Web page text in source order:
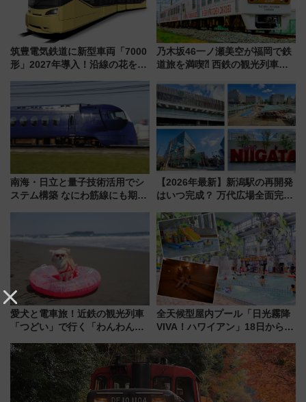
筑豊電気鉄道に新型車両「7000
形」2027年導入！沿線の花をイ
内は落ち着いたゆとりある空間
乃木坂46一ノ瀬美空が福岡で鉄
道旅を満喫⁈ 西鉄の観光列車
CHIKUGO」で巡る福岡･太宰
府･柳川の旅！YouTubeが公開
に
南海・日立と量子技術活用でシ
ステム構築 なにわ筋線にも期待
【2026年最新】新潟駅の再開発
はいつ完成？ 万代広場全面完成
開発、バスタ新潟構想まで徹底
解説！
愛犬と電車旅！近鉄の観光列車
「つどい」で行く「わんわん列
める日帰りツアー
全天候型屋内プール「日光霧降
VIVA！ハワイアン」18日から営
ァミリーから大人まで幅広い世
代が一日中楽しる夏のリゾート
を楽しんで